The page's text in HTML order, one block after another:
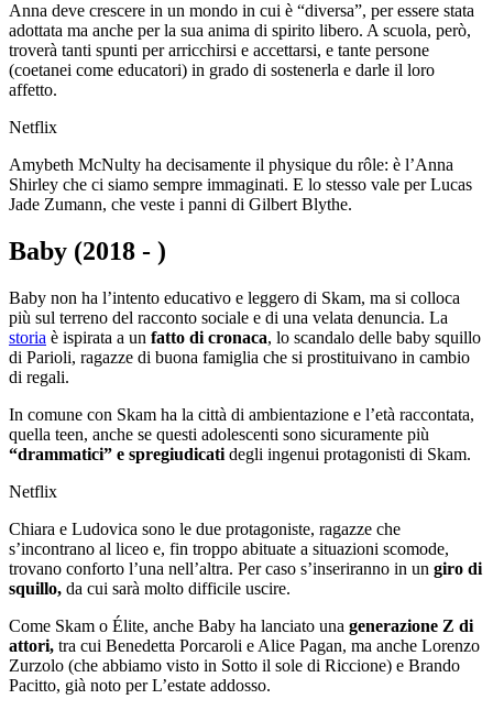
Anna deve crescere in un mondo in cui è “diversa”, per essere stata
adottata ma anche per la sua anima di spirito libero. A scuola, però,
troverà tanti spunti per arricchirsi e accettarsi, e tante persone
(coetanei come educatori) in grado di sostenerla e darle il loro
affetto.
Netflix
Amybeth McNulty ha decisamente il physique du rôle: è l’Anna
Shirley che ci siamo sempre immaginati. E lo stesso vale per Lucas
Jade Zumann, che veste i panni di Gilbert Blythe.
Baby (2018 - )
Baby non ha l’intento educativo e leggero di Skam, ma si colloca
più sul terreno del racconto sociale e di una velata denuncia. La
storia è ispirata a un fatto di cronaca, lo scandalo delle baby squillo
di Parioli, ragazze di buona famiglia che si prostituivano in cambio
di regali.
In comune con Skam ha la città di ambientazione e l’età raccontata,
quella teen, anche se questi adolescenti sono sicuramente più
“drammatici” e spregiudicati degli ingenui protagonisti di Skam.
Netflix
Chiara e Ludovica sono le due protagoniste, ragazze che
s’incontrano al liceo e, fin troppo abituate a situazioni scomode,
trovano conforto l’una nell’altra. Per caso s’inseriranno in un giro di
squillo, da cui sarà molto difficile uscire.
Come Skam o Élite, anche Baby ha lanciato una generazione Z di
attori, tra cui Benedetta Porcaroli e Alice Pagan, ma anche Lorenzo
Zurzolo (che abbiamo visto in Sotto il sole di Riccione) e Brando
Pacitto, già noto per L’estate addosso.